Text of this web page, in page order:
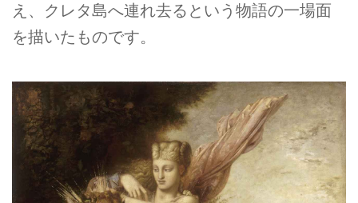
え、クレタ島へ連れ去るという物語の一場面
を描いたものです。